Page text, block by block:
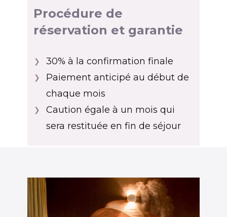
Procédure de
réservation et garantie
❯ 30% à la confirmation finale
❯
Paiement anticipé au début de
chaque mois
❯
Caution égale à un mois qui
sera restituée en fin de séjour